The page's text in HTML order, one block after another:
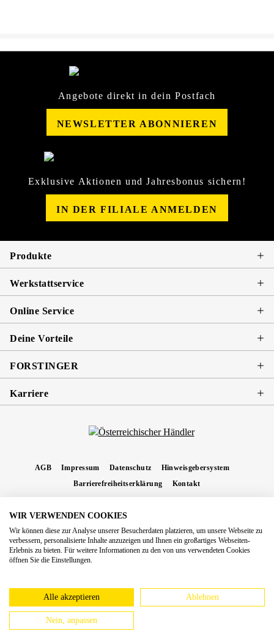
Angebote direkt in dein Postfach
NEWSLETTER ABONNIEREN
Exklusive Aktionen und Jahresbonus sichern!
IN DER FILIALE ANMELDEN
Produkte
Werkstattservice
Online Service
Deine Vorteile
FORSTINGER
Karriere
AGB Impressum Datenschutz
Hinweisgebersystem
Barrierefreiheitserklärung
Kontakt
Nachnahmegebühren, wenn nicht anders angegeben.
Copyright 2026 Forstinger Österreich GmbH
Königstetter Straße 128 - 134/OG3, 3430 Tulln
europäschen Online-Streitbeilegungs-Plattform hinzuweisen: webgate.ec.europa.eu/odr
WIR VERWENDEN COOKIES
Wir können diese zur Analyse unserer Besucherdaten platzieren, um unsere Webseite zu
verbessern, personalisierte Inhalte anzuzeigen und Ihnen ein großartiges Webseiten-
Erlebnis zu bieten. Für weitere Informationen zu den von uns verwendeten Cookies
öffnen Sie die Einstellungen.
Alle akzeptieren Ablehnen
Nein, anpassen